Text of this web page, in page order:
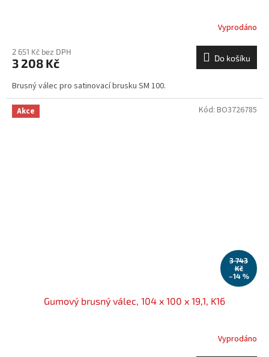
Vyprodáno
2 651 Kč bez DPH
3 208 Kč Do košíku
Brusný válec pro satinovací brusku SM 100.
Akce
3 743
Kč
–14 %
Gumový brusný válec, 104 x 100 x 19,1, K16
Vyprodáno
Kód: BO3726785